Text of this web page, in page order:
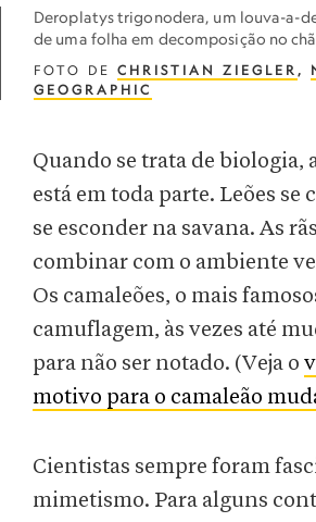
Deroplatys trigonodera, um louva-a-
de uma folha em decomposição no
FOTO DE CHRISTIAN ZIEGLER ,
GEOGRAPHIC
Quando se trata de biologia,
está em toda parte. Leões se
se esconder na savana. As
combinar com o ambiente
Os camaleões, o mais
camuflagem, às vezes até
para não ser notado. (Veja o
motivo para o camaleão
Cientistas sempre foram
mimetismo. Para alguns